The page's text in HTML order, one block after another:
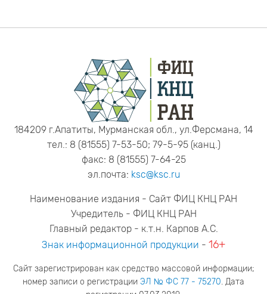
184209 г.Апатиты, Мурманская обл., ул.Ферсмана, 14
тел.: 8 (81555) 7-53-50; 79-5-95 (канц.)
факс: 8 (81555) 7-64-25
эл.почта: ksc@ksc.ru
Наименование издания - Сайт ФИЦ КНЦ РАН
Учредитель - ФИЦ КНЦ РАН
Главный редактор - к.т.н. Карпов А.С.
Знак информационной продукции - 16+
Сайт зарегистрирован как средство массовой информации;
номер записи о регистрации ЭЛ № ФС 77 - 75270. Дата